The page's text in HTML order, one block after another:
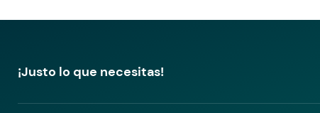
¡Justo lo que necesitas!